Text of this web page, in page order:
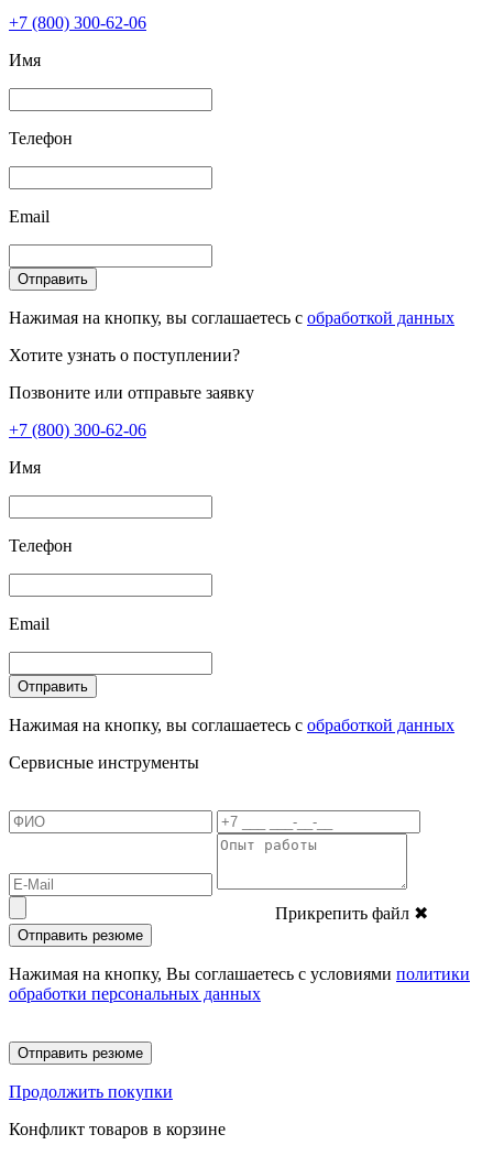
+7 (800) 300-62-06
Имя
Телефон
Email
Отправить
Нажимая на кнопку, вы соглашаетесь с обработкой данных
Хотите узнать о поступлении?
Позвоните или отправьте заявку
+7 (800) 300-62-06
Имя
Телефон
Email
Отправить
Нажимая на кнопку, вы соглашаетесь с обработкой данных
Сервисные инструменты
Прикрепить файл ✖
Отправить резюме
Нажимая на кнопку, Вы соглашаетесь с условиями политики
обработки персональных данных
Отправить резюме
Продолжить покупки
Конфликт товаров в корзине